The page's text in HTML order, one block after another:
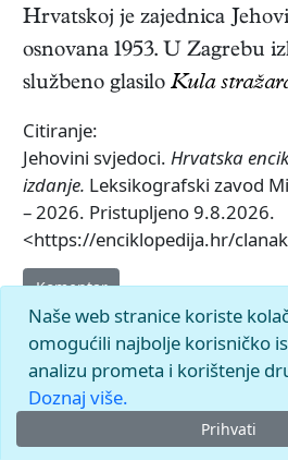
Hrvatskoj je zajednica
osnovana 1953. U Zagrebu
službeno glasilo Kula
Citiranje:
Jehovini svjedoci. Hrvatska
izdanje. Leksikografski zavod
– 2026. Pristupljeno 9.8.2026.
<https://enciklopedija.hr/
Komentar
Naše web stranice koriste
omogućili najbolje korisničko
analizu prometa i korištenje
Doznaj više.
Prihvati
© 2026.Leksikografski